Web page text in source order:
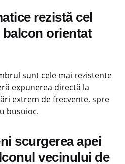
rezistă cel
orientat
sunt cele mai rezistente
expunerea directă la
extrem de frecvente, spre
busuioc.
scurgerea apei
vecinului de